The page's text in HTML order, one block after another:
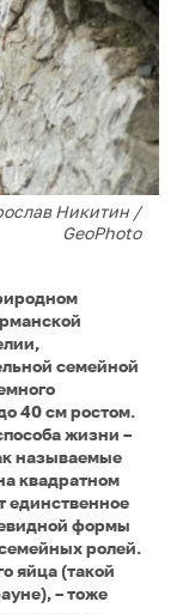
Никитин /
GeoPhoto
семейной
40 см ростом.
жизни –
называемые
квадратном
единственное
формы
ролей.
яйца (такой
– тоже